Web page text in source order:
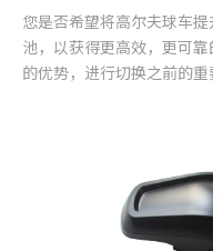
您是否希望将高尔夫球车
池，以获得更高效，更可
的优势，进行切换之前的